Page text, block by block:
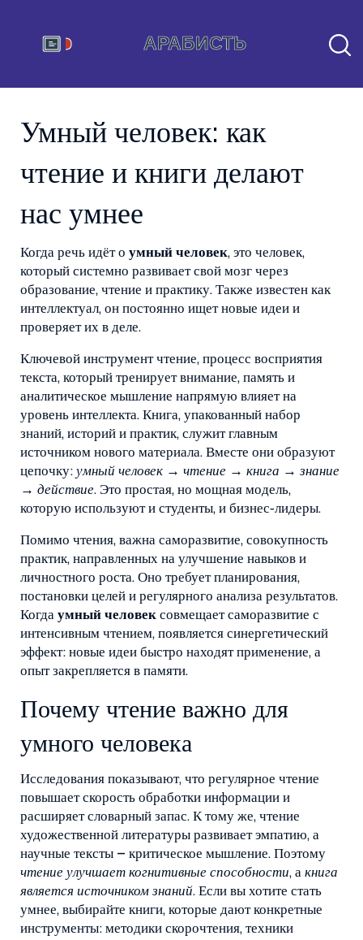
Умный человек: как
чтение и книги делают
нас умнее
Когда речь идёт о умный человек, это человек,
который системно развивает свой мозг через
образование, чтение и практику. Также известен как
интеллектуал, он постоянно ищет новые идеи и
проверяет их в деле.
Ключевой инструмент чтение, процесс восприятия
текста, который тренирует внимание, память и
аналитическое мышление напрямую влияет на
уровень интеллекта. Книга, упакованный набор
знаний, историй и практик, служит главным
источником нового материала. Вместе они образуют
цепочку: умный человек → чтение → книга → знание
→ действие. Это простая, но мощная модель,
которую используют и студенты, и бизнес‑лидеры.
Помимо чтения, важна саморазвитие, совокупность
практик, направленных на улучшение навыков и
личностного роста. Оно требует планирования,
постановки целей и регулярного анализа результатов.
Когда умный человек совмещает саморазвитие с
интенсивным чтением, появляется синергетический
эффект: новые идеи быстро находят применение, а
опыт закрепляется в памяти.
Почему чтение важно для
умного человека
Исследования показывают, что регулярное чтение
повышает скорость обработки информации и
расширяет словарный запас. К тому же, чтение
художественной литературы развивает эмпатию, а
научные тексты – критическое мышление. Поэтому
чтение улучшает когнитивные способности, а книга
является источником знаний. Если вы хотите стать
умнее, выбирайте книги, которые дают конкретные
инструменты: методики скорочтения, техники